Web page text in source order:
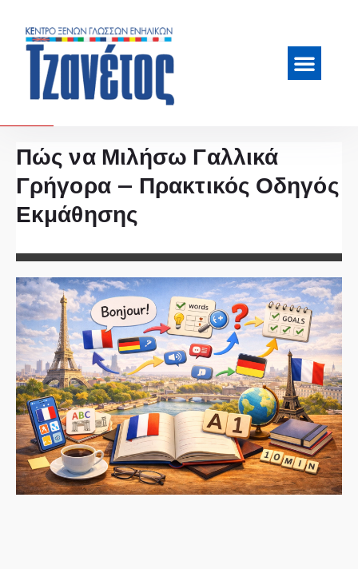
Πώς να Μιλήσω Γαλλικά
Γρήγορα – Πρακτικός Οδηγός
Εκμάθησης